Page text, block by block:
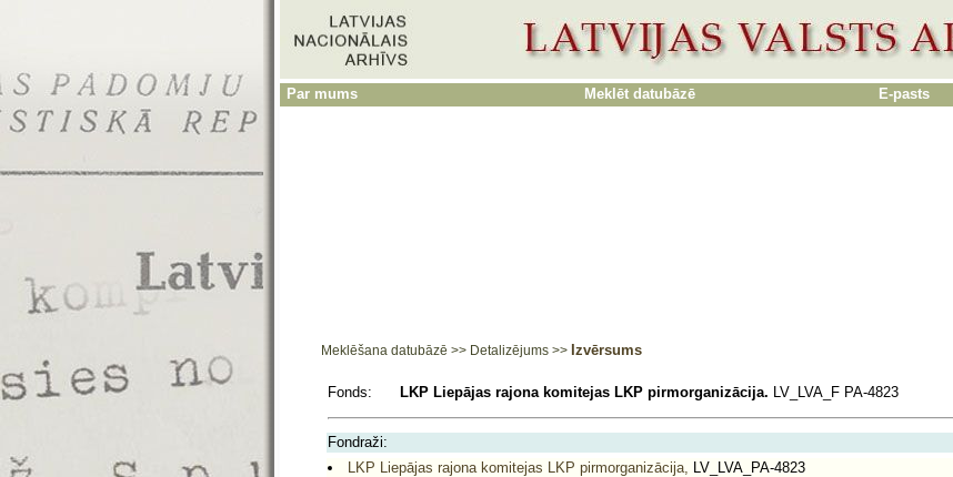
Par mums Meklēt datubāzē E-pasts
Meklēšana datubāzē >> Detalizējums >> Izvērsums
Fonds: LKP Liepājas rajona komitejas LKP pirmorganizācija. LV_LVA_F PA-4823
Fondraži:
LKP Liepājas rajona komitejas LKP pirmorganizācija, LV_LVA_PA-4823